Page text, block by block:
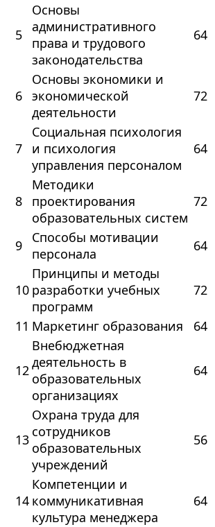
5
Основы
административного
права и трудового
законодательства
64
6
Основы экономики и
экономической
деятельности
72
7
Социальная психология
и психология
управления персоналом
64
8
Методики
проектирования
образовательных систем
72
9
Способы мотивации
персонала
64
10
Принципы и методы
разработки учебных
программ
72
11 Маркетинг образования 64
12
Внебюджетная
деятельность в
образовательных
организациях
64
13
Охрана труда для
сотрудников
образовательных
учреждений
56
14
Компетенции и
коммуникативная
культура менеджера
64